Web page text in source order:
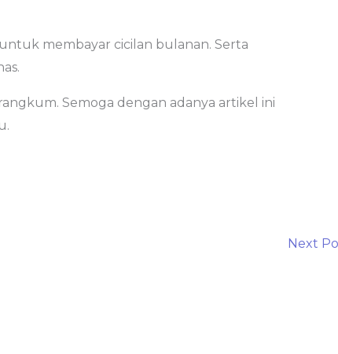
membayar cicilan bulanan. Serta
Semoga dengan adanya artikel ini
Next